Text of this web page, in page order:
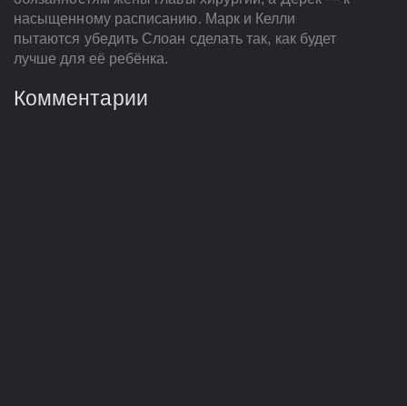
насыщенному расписанию. Марк и Келли
пытаются убедить Слоан сделать так, как будет
лучше для её ребёнка.
Комментарии